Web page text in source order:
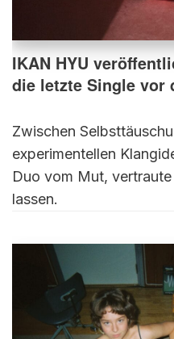
IKAN HYU
die letzte Single vor
Zwischen
experimentellen
Duo vom Mut,
lassen.